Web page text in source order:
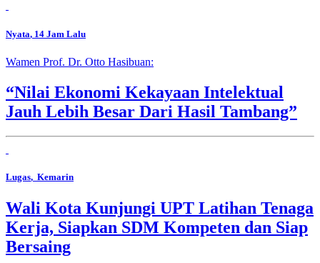
Nyata, 14 Jam Lalu
Wamen Prof. Dr. Otto Hasibuan:
“Nilai Ekonomi Kekayaan Intelektual
Jauh Lebih Besar Dari Hasil Tambang”
Lugas, Kemarin
Wali Kota Kunjungi UPT Latihan Tenaga
Kerja, Siapkan SDM Kompeten dan Siap
Bersaing